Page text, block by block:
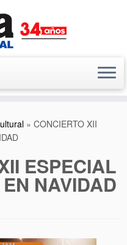
» CONCIERTO XII
ESPECIAL
NAVIDAD